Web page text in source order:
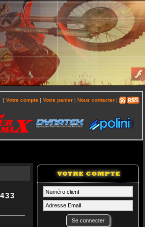
| Votre compte | Votre panier | Nous contacter |